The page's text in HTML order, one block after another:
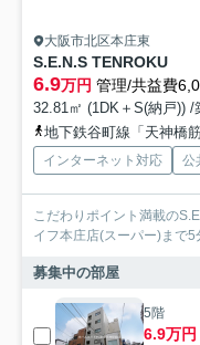
大阪市北区本庄東
S.E.N.S TENROKU
6.9万円 管理/共益費
32.81㎡ (1DK＋S(納戸)) /
地下鉄谷町線「天神橋
インターネット対応 公
こだわりポイント満載の
イフ本庄店(スーパー)まで
募集中の部屋
5階
6.9万円